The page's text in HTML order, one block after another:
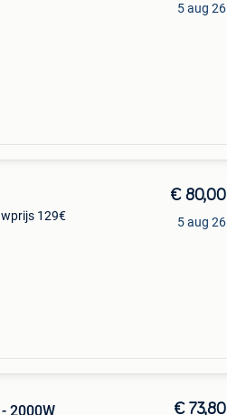
5 aug 26
129€
€ 80,00
5 aug 26
2000W € 73,80